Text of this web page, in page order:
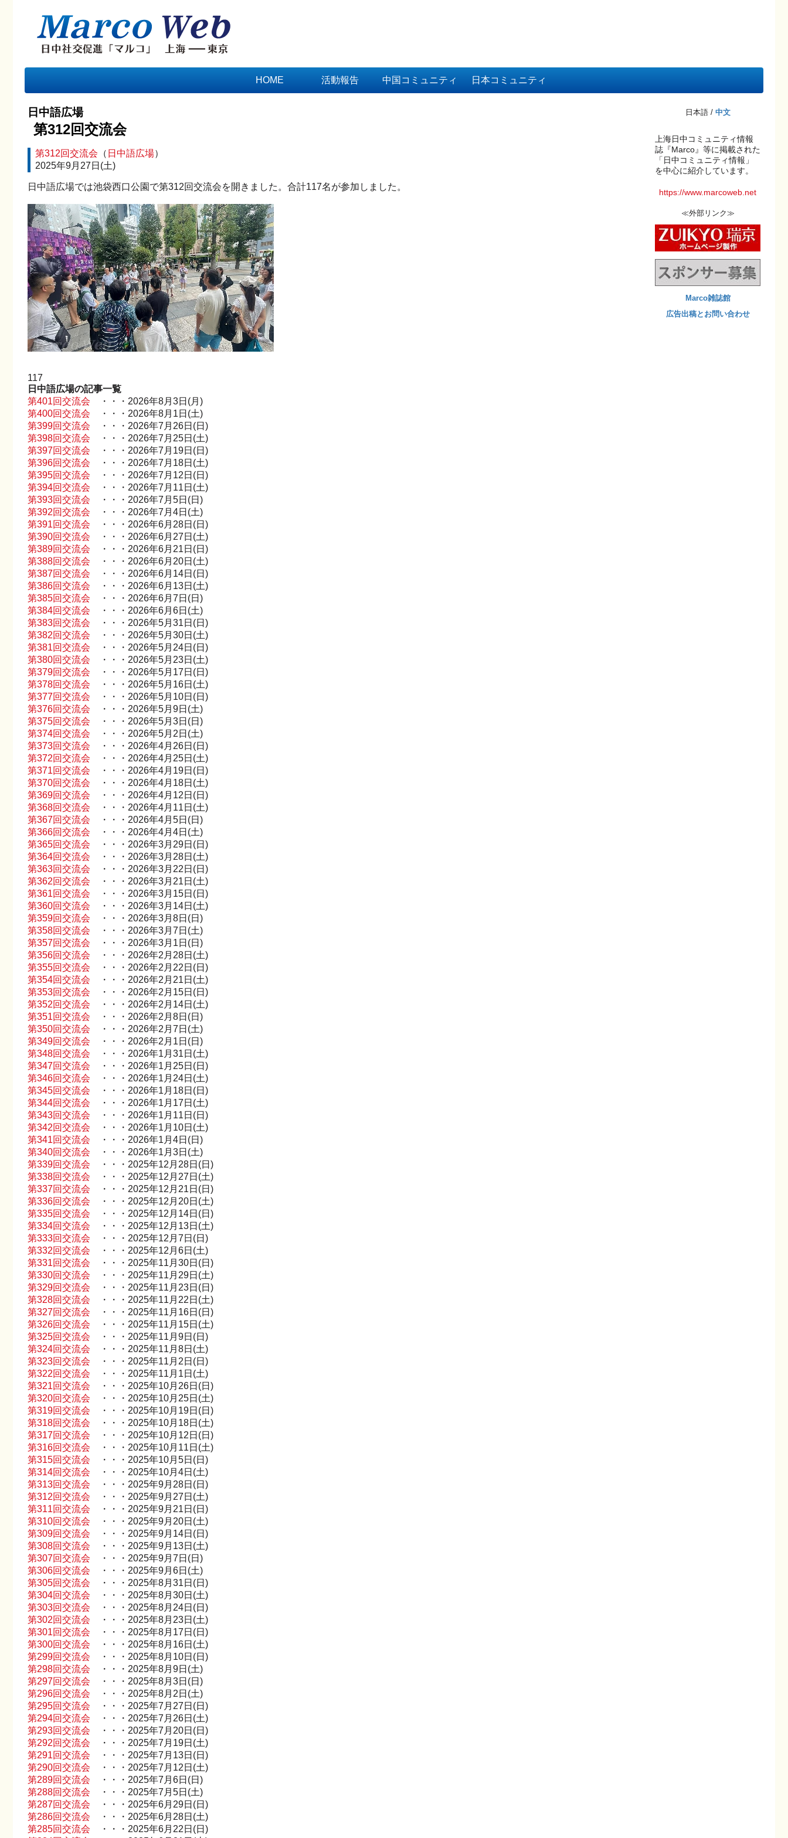
HOME 活動報告 中国コミュニティ 日本コミュニティ
日中語広場
第312回交流会
第312回交流会 （ 日中語広場）
2025年9月27日(土)
日中語広場では池袋西口公園で第312回交流会を開きました。合計117名が参加しました。
117
日中語広場の記事一覧
第401回交流会 ・・・2026年8月3日(月)
第400回交流会 ・・・2026年8月1日(土)
第399回交流会 ・・・2026年7月26日(日)
第398回交流会 ・・・2026年7月25日(土)
第397回交流会 ・・・2026年7月19日(日)
第396回交流会 ・・・2026年7月18日(土)
第395回交流会 ・・・2026年7月12日(日)
第394回交流会 ・・・2026年7月11日(土)
第393回交流会 ・・・2026年7月5日(日)
第392回交流会 ・・・2026年7月4日(土)
第391回交流会 ・・・2026年6月28日(日)
第390回交流会 ・・・2026年6月27日(土)
第389回交流会 ・・・2026年6月21日(日)
第388回交流会 ・・・2026年6月20日(土)
第387回交流会 ・・・2026年6月14日(日)
第386回交流会 ・・・2026年6月13日(土)
第385回交流会 ・・・2026年6月7日(日)
第384回交流会 ・・・2026年6月6日(土)
第383回交流会 ・・・2026年5月31日(日)
第382回交流会 ・・・2026年5月30日(土)
第381回交流会 ・・・2026年5月24日(日)
第380回交流会 ・・・2026年5月23日(土)
第379回交流会 ・・・2026年5月17日(日)
第378回交流会 ・・・2026年5月16日(土)
第377回交流会 ・・・2026年5月10日(日)
第376回交流会 ・・・2026年5月9日(土)
第375回交流会 ・・・2026年5月3日(日)
第374回交流会 ・・・2026年5月2日(土)
第373回交流会 ・・・2026年4月26日(日)
第372回交流会 ・・・2026年4月25日(土)
第371回交流会 ・・・2026年4月19日(日)
第370回交流会 ・・・2026年4月18日(土)
第369回交流会 ・・・2026年4月12日(日)
第368回交流会 ・・・2026年4月11日(土)
第367回交流会 ・・・2026年4月5日(日)
第366回交流会 ・・・2026年4月4日(土)
第365回交流会 ・・・2026年3月29日(日)
第364回交流会 ・・・2026年3月28日(土)
第363回交流会 ・・・2026年3月22日(日)
第362回交流会 ・・・2026年3月21日(土)
第361回交流会 ・・・2026年3月15日(日)
第360回交流会 ・・・2026年3月14日(土)
第359回交流会 ・・・2026年3月8日(日)
第358回交流会 ・・・2026年3月7日(土)
第357回交流会 ・・・2026年3月1日(日)
第356回交流会 ・・・2026年2月28日(土)
第355回交流会 ・・・2026年2月22日(日)
第354回交流会 ・・・2026年2月21日(土)
第353回交流会 ・・・2026年2月15日(日)
第352回交流会 ・・・2026年2月14日(土)
第351回交流会 ・・・2026年2月8日(日)
第350回交流会 ・・・2026年2月7日(土)
第349回交流会 ・・・2026年2月1日(日)
第348回交流会 ・・・2026年1月31日(土)
第347回交流会 ・・・2026年1月25日(日)
第346回交流会 ・・・2026年1月24日(土)
第345回交流会 ・・・2026年1月18日(日)
第344回交流会 ・・・2026年1月17日(土)
第343回交流会 ・・・2026年1月11日(日)
第342回交流会 ・・・2026年1月10日(土)
第341回交流会 ・・・2026年1月4日(日)
第340回交流会 ・・・2026年1月3日(土)
第339回交流会 ・・・2025年12月28日(日)
第338回交流会 ・・・2025年12月27日(土)
第337回交流会 ・・・2025年12月21日(日)
第336回交流会 ・・・2025年12月20日(土)
第335回交流会 ・・・2025年12月14日(日)
第334回交流会 ・・・2025年12月13日(土)
第333回交流会 ・・・2025年12月7日(日)
第332回交流会 ・・・2025年12月6日(土)
第331回交流会 ・・・2025年11月30日(日)
第330回交流会 ・・・2025年11月29日(土)
第329回交流会 ・・・2025年11月23日(日)
第328回交流会 ・・・2025年11月22日(土)
第327回交流会 ・・・2025年11月16日(日)
第326回交流会 ・・・2025年11月15日(土)
第325回交流会 ・・・2025年11月9日(日)
第324回交流会 ・・・2025年11月8日(土)
第323回交流会 ・・・2025年11月2日(日)
第322回交流会 ・・・2025年11月1日(土)
第321回交流会 ・・・2025年10月26日(日)
第320回交流会 ・・・2025年10月25日(土)
第319回交流会 ・・・2025年10月19日(日)
第318回交流会 ・・・2025年10月18日(土)
第317回交流会 ・・・2025年10月12日(日)
第316回交流会 ・・・2025年10月11日(土)
第315回交流会 ・・・2025年10月5日(日)
第314回交流会 ・・・2025年10月4日(土)
第313回交流会 ・・・2025年9月28日(日)
第312回交流会 ・・・2025年9月27日(土)
第311回交流会 ・・・2025年9月21日(日)
第310回交流会 ・・・2025年9月20日(土)
第309回交流会 ・・・2025年9月14日(日)
第308回交流会 ・・・2025年9月13日(土)
第307回交流会 ・・・2025年9月7日(日)
第306回交流会 ・・・2025年9月6日(土)
第305回交流会 ・・・2025年8月31日(日)
第304回交流会 ・・・2025年8月30日(土)
第303回交流会 ・・・2025年8月24日(日)
第302回交流会 ・・・2025年8月23日(土)
第301回交流会 ・・・2025年8月17日(日)
第300回交流会 ・・・2025年8月16日(土)
第299回交流会 ・・・2025年8月10日(日)
第298回交流会 ・・・2025年8月9日(土)
第297回交流会 ・・・2025年8月3日(日)
第296回交流会 ・・・2025年8月2日(土)
第295回交流会 ・・・2025年7月27日(日)
第294回交流会 ・・・2025年7月26日(土)
第293回交流会 ・・・2025年7月20日(日)
第292回交流会 ・・・2025年7月19日(土)
第291回交流会 ・・・2025年7月13日(日)
第290回交流会 ・・・2025年7月12日(土)
第289回交流会 ・・・2025年7月6日(日)
第288回交流会 ・・・2025年7月5日(土)
第287回交流会 ・・・2025年6月29日(日)
第286回交流会 ・・・2025年6月28日(土)
第285回交流会 ・・・2025年6月22日(日)
日本語 / 中文
上海日中コミュニティ情報
誌『Marco』等に掲載された
「日中コミュニティ情報」
を中心に紹介しています。
https://www.marcoweb.net
≪外部リンク≫
Marco雑誌館
広告出稿とお問い合わせ